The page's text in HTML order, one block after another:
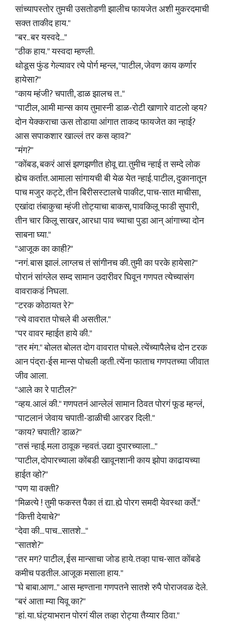
सांच्यापस्तोर तुमची उसतोडणी झालीच फायजेत अशी मुकरदमाची
सक्त ताकीद हाय."
"बर.. बर यस्वदे..."
"ठीक हाय. " यस्वदा म्हण्ली.
थोडूस फुंड गेल्यावर त्ये पोर्ग म्हन्ल, "पाटील, जेवण काय कर्णार
हायेसा?"
"काय म्हंजी? चपाती, डाळ झालच त.."
"पाटील, आमी मान्स काय तुमास्नी डाळ-रोटी खाणारे वाटलो व्हय?
दोन येक्कराचा ऊस तोडाया आंगात ताकद फायजेत का न्हाई?
आस सपाकशार खाल्लं तर कस व्हाव?"
"मंग?"
"कोंबड, बकरं आसं झणझणीत होवू द्या. तुमीच न्हाई त सम्दे लोक
ह्येच कर्तात. आमाला सांगायची बी येळ येत न्हाई. पाटील, दुकानातून
पाच मजुर कट्टे, तीन बिरीसस्टालचे पाकीट, पाच-सात माचीसा,
एखांदा तंबाकुचा म्हंजी तोट्याचा बाकस्, पावकिलू फाडी सुपारी,
तीन चार किलू साखर, आरधा पाव च्याचा पुडा आन् आंगाच्या दोन
साबना घ्या."
"आजूक का काही?"
"नगं. बास झालं. लाग्लच तं सांगीनच की. तुमी का परके हायेसा?"
पोरानं सांग्लेल सम्द सामान उदारीवर घिवून गणपत त्येच्यासंग
वावराकडं निघला.
"टरक कोठायत रे?"
"त्ये वावरात पोचले बी असतील."
"पर वावर म्हाईत हाये की."
"तर मंग." बोलत बोलत दोग वावरात पोचले. त्येंच्यापैलेच दोन टरक
आन पंद्रा-ईस मान्स पोचली व्हती. त्येंना फाताच गणपतच्या जीवात
जीव आला.
"आले का रे पाटील?"
"व्हय. आलं की." गणपतनं आन्लेलं सामान ठिवत पोरगं फूड म्हन्लं,
"पाटलानं जेवाय चपाती-डाळीची आरडर दिली. "
"काय? चपाती? डाळ?"
"तसं न्हाई. मला ठावूक न्हवतं. उद्या दुपारच्याला..."
"पाटील, दोपारच्याला कोंबडी खावूनशानी काय झोपा काढायच्या
हाईत व्हो?"
"पण या वक्ती?
"मिळत्ये ! तुमी फकस्त पैका तं द्या. ह्ये पोरग समदी येवस्था कर्ते."
"कित्ती देयाचे?"
"देवा की... पाच...सातशे..."
"सातशे?"
"तर मग? पाटील, ईस मान्साचा जोड हाये. तव्हा पाच-सात कोंबडे
कमीच पडतील. आजूक मसाला हाय. "
"घे बाबा.आण.." आस म्हण्ताना गणपतने सातशे रुपै पोराजवळ देले.
"बरं आता म्या यिवू का?"
"हां. या. घंट्याभरान पोरगं यील तव्हा रोट्या तैय्यार ठिवा."